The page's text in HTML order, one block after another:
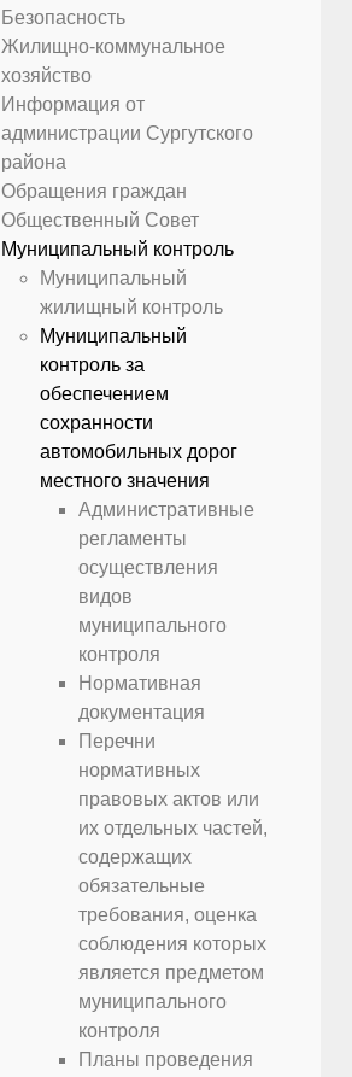
Безопасность
Жилищно-коммунальное
хозяйство
Информация от
администрации Сургутского
района
Обращения граждан
Общественный Совет
Муниципальный контроль
Муниципальный
жилищный контроль
Муниципальный
контроль за
обеспечением
сохранности
автомобильных дорог
местного значения
Административные
регламенты
осуществления
видов
муниципального
контроля
Нормативная
документация
Перечни
нормативных
правовых актов или
их отдельных частей,
содержащих
обязательные
требования, оценка
соблюдения которых
является предметом
муниципального
контроля
Планы проведения